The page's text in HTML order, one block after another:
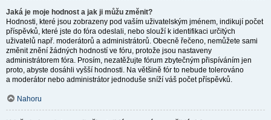
Jaká je moje hodnost a jak ji můžu změnit?
Hodnosti, které jsou zobrazeny pod vaším uživatelským jménem, indikují počet
příspěvků, které jste do fóra odeslali, nebo slouží k identifikaci určitých
uživatelů např. moderátorů a administrátorů. Obecně řečeno, nemůžete sami
změnit znění žádných hodností ve fóru, protože jsou nastaveny
administrátorem fóra. Prosím, nezatěžujte fórum zbytečným přispíváním jen
proto, abyste dosáhli vyšší hodnosti. Na většině fór to nebude tolerováno
a moderátor nebo administrátor jednoduše sníží váš počet příspěvků.
Nahoru